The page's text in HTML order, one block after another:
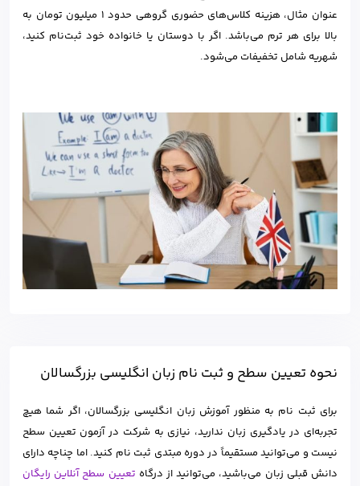
عنوان مثال، هزینه کلاس‌های حضوری گروهی حدود 1 میلیون تومان به
بالا برای هر ترم می‌باشد. اگر با دوستان یا خانواده خود ثبت‌نام کنید،
شهریه شامل تخفیفات می‌شود.
نحوه تعیین سطح و ثبت نام زبان انگلیسی بزرگسالان
برای ثبت نام به منظور آموزش زبان انگلیسی بزرگسالان، اگر شما هیچ
تجربه‌ای در یادگیری زبان ندارید، نیازی به شرکت در آزمون تعیین سطح
نیست و می‌توانید مستقیماً در دوره مبتدی ثبت نام کنید. اما چناچه دارای
دانش قبلی زبان می‌باشید، می‌توانید از درگاه تعیین سطح آنلاین رایگان